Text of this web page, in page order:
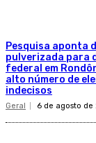
Pesquisa aponta
pulverizada para
federal em
alto número de
indecisos
Geral 6 de agosto de